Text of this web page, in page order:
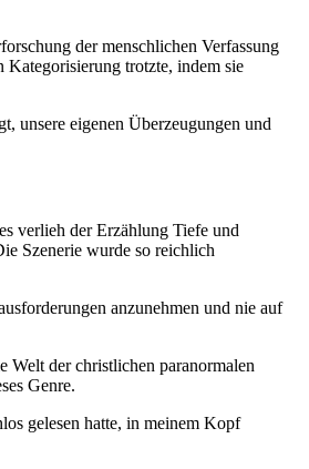
der menschlichen Verfassung
trotzte, indem sie
unsere eigenen Überzeugungen und
verlieh der Erzählung Tiefe und
Szenerie wurde so reichlich
anzunehmen und nie auf
Welt der christlichen paranormalen
Genre.
gelesen hatte, in meinem Kopf